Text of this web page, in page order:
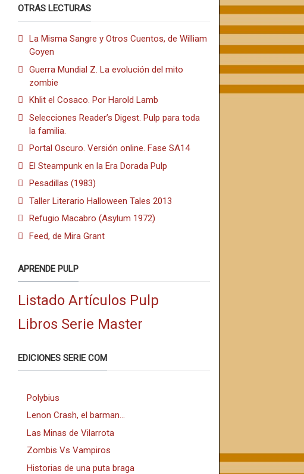
OTRAS LECTURAS
La Misma Sangre y Otros Cuentos, de William
Goyen
Guerra Mundial Z. La evolución del mito
zombie
Khlit el Cosaco. Por Harold Lamb
Selecciones Reader’s Digest. Pulp para toda
la familia.
Portal Oscuro. Versión online. Fase SA14
El Steampunk en la Era Dorada Pulp
Pesadillas (1983)
Taller Literario Halloween Tales 2013
Refugio Macabro (Asylum 1972)
Feed, de Mira Grant
APRENDE PULP
Listado Artículos Pulp
Libros Serie Master
EDICIONES SERIE COM
Polybius
Lenon Crash, el barman...
Las Minas de Vilarrota
Zombis Vs Vampiros
Historias de una puta braga